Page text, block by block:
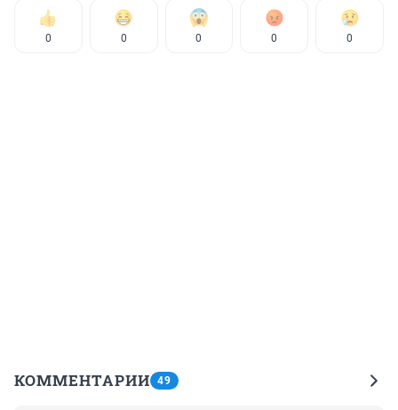
0 0 0 0 0
КОММЕНТАРИИ 49